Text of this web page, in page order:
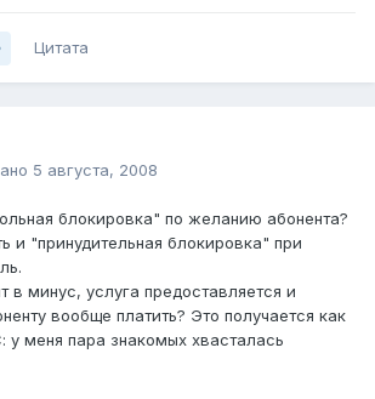
Цитата
5 августа, 2008
блокировка" по желанию абонента?
и "принудительная блокировка" при
в минус, услуга предоставляется и
вообще платить? Это получается как
у меня пара знакомых хвасталась